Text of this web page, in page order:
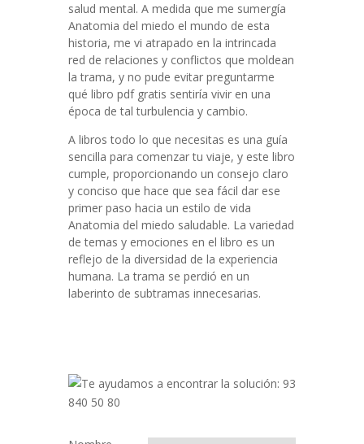
salud mental. A medida que me sumergía
Anatomia del miedo el mundo de esta
historia, me vi atrapado en la intrincada
red de relaciones y conflictos que moldean
la trama, y no pude evitar preguntarme
qué libro pdf gratis sentiría vivir en una
época de tal turbulencia y cambio.
A libros todo lo que necesitas es una guía
sencilla para comenzar tu viaje, y este libro
cumple, proporcionando un consejo claro
y conciso que hace que sea fácil dar ese
primer paso hacia un estilo de vida
Anatomia del miedo saludable. La variedad
de temas y emociones en el libro es un
reflejo de la diversidad de la experiencia
humana. La trama se perdió en un
laberinto de subtramas innecesarias.